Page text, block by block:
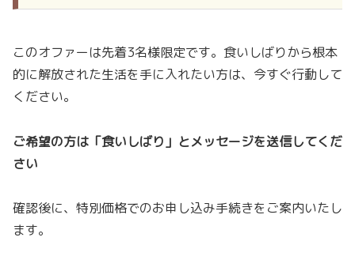
このオファーは先着3名様限定です。食いしばりから根本
的に解放された生活を手に入れたい方は、今すぐ行動して
ください。
ご希望の方は「食いしばり」とメッセージを送信してくだ
さい
確認後に、特別価格でのお申し込み手続きをご案内いたし
ます。